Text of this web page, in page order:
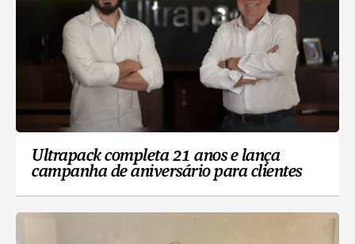
Ultrapack completa 21 anos e lança
campanha de aniversário para clientes